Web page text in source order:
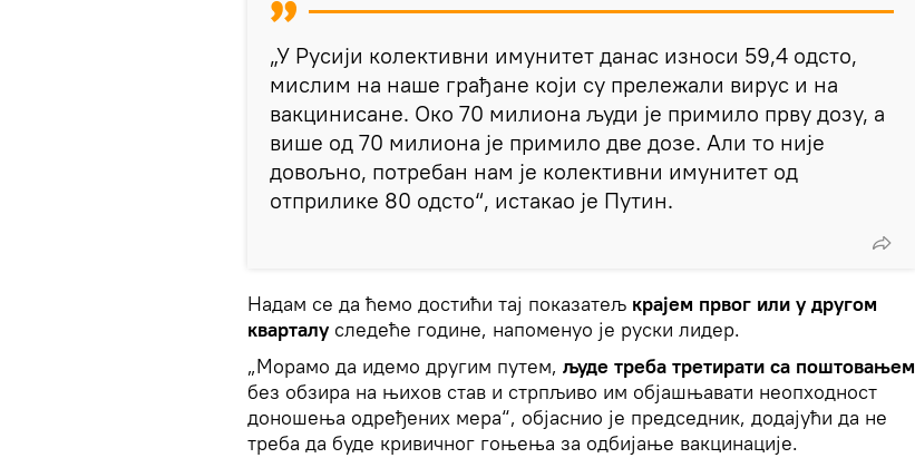
„У Русији колективни имунитет данас износи 59,4 одсто,
мислим на наше грађане који су прележали вирус и на
вакцинисане. Око 70 милиона људи је примило прву дозу, а
више од 70 милиона је примило две дозе. Али то није
довољно, потребан нам је колективни имунитет од
отприлике 80 одсто“, истакао је Путин.
Надам се да ћемо достићи тај показатељ крајем првог или у другом
кварталуследеће године, напоменуо је руски лидер.
„Морамо да идемо другим путем, људе треба третирати са поштовањем
без обзира на њихов став и стрпљиво им објашњавати неопходност
доношења одређених мера“, објаснио је председник, додајући да не
треба да буде кривичног гоњења за одбијање вакцинације.